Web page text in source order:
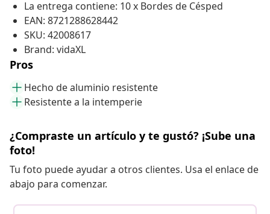
La entrega contiene: 10 x Bordes de Césped
EAN: 8721288628442
SKU: 42008617
Brand: vidaXL
Pros
Hecho de aluminio resistente
Resistente a la intemperie
¿Compraste un artículo y te gustó? ¡Sube una
foto!
Tu foto puede ayudar a otros clientes. Usa el enlace de
abajo para comenzar.